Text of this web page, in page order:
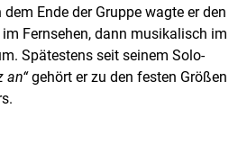
dem Ende der Gruppe wagte er den
Fernsehen, dann musikalisch im
Spätestens seit seinem Solo-
an“gehört er zu den festen Größen